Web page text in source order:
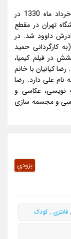
رضا کیانیان بازیگر سینما و تلویزیون، متولد 29 خرداد ماه 1330 در
تهران در مقطع
تئاتر برادرش داوود شد. در
(به کارگردانی حمید
در فیلم کیمیا،
کیانیان با خانم
نام علی دارد. رضا
نویسی، عکاسی و
و مجسمه سازی
بزودي
, فانتزی ,کودک